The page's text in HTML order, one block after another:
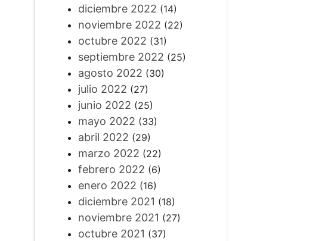
diciembre 2022 (14)
noviembre 2022 (22)
octubre 2022 (31)
septiembre 2022 (25)
agosto 2022 (30)
julio 2022 (27)
junio 2022 (25)
mayo 2022 (33)
abril 2022 (29)
marzo 2022 (22)
febrero 2022 (6)
enero 2022 (16)
diciembre 2021 (18)
noviembre 2021 (27)
octubre 2021 (37)